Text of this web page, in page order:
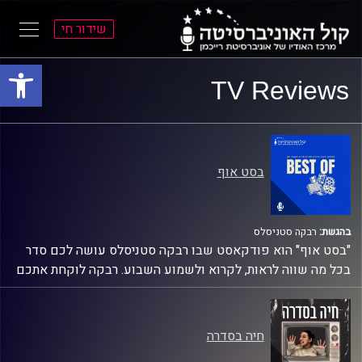
פתח
התפריט
הראשי
התוכן
הראשי
שידור חי
TV Reviews
בסט אוף
בהגשת: רבקה סטניסלס
"בסט אוף" הוא פודקאסט שבו רבקה סטניסלס עושה לכם סדר
בכל מה שווה לראות, לקרוא ולשמוע השבוע. רבקה לוקחת אתכם
למסע בין סרטים שמעמיקים את המציאות, ספרים שנוגעים בלב
ודוקו שחושף את מה שקורה מאחורי הקלעים של החיים שלנו. זה
המקום למי שמחפש המלצות איכותיות עם ערך מוסף, בלי לחפור-
פשוט תרבות טובה.
חיה בסדרה